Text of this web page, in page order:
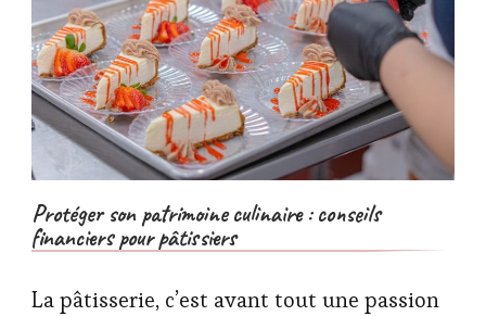
Protéger son patrimoine culinaire : conseils
financiers pour pâtissiers
La pâtisserie, c’est avant tout une passion